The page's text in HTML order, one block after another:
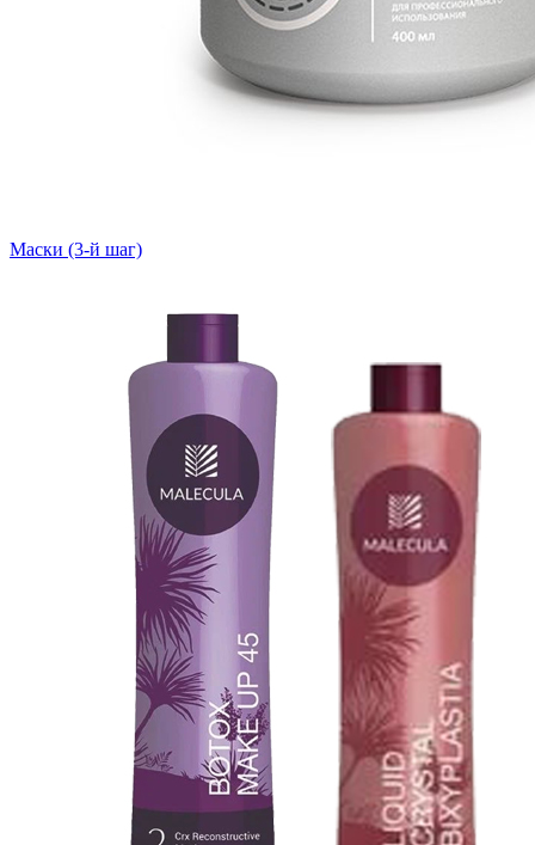
Маски (3-й шаг)